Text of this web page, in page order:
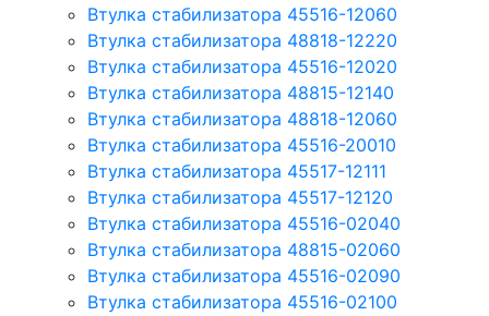
Втулка стабилизатора 45516-12060
Втулка стабилизатора 48818-12220
Втулка стабилизатора 45516-12020
Втулка стабилизатора 48815-12140
Втулка стабилизатора 48818-12060
Втулка стабилизатора 45516-20010
Втулка стабилизатора 45517-12111
Втулка стабилизатора 45517-12120
Втулка стабилизатора 45516-02040
Втулка стабилизатора 48815-02060
Втулка стабилизатора 45516-02090
Втулка стабилизатора 45516-02100